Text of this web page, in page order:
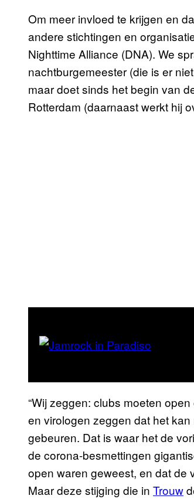
Om meer invloed te krijgen en
andere stichtingen en
Nighttime Alliance (DNA). We
nachtburgemeester (die is er
maar doet sinds het begin van
Rotterdam (daarnaast werkt hij
“Wij zeggen: clubs moeten
en virologen zeggen dat het
gebeuren. Dat is waar het de
de corona-besmettingen
open waren geweest, en dat de
Maar deze stijging die in Trouw